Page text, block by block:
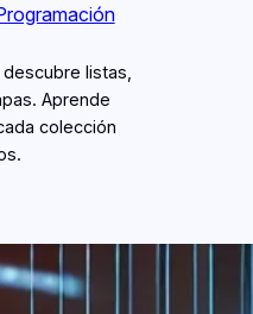
listas,
Aprende
colección